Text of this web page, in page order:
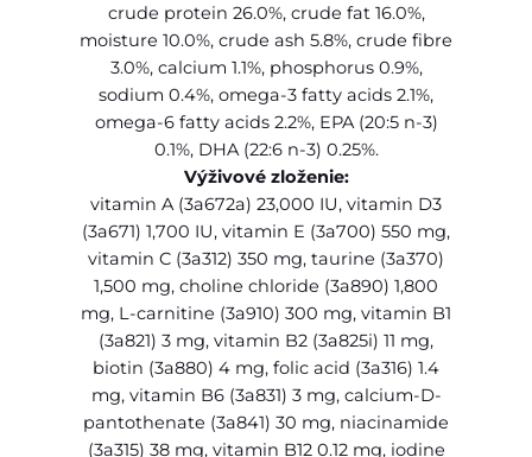
c
d
o
g
S
h
w
C
h
a
m
p
o
n
crude protein 26.0%, crude fat 16.0%,
moisture 10.0%, crude ash 5.8%, crude fibre
3.0%, calcium 1.1%, phosphorus 0.9%,
sodium 0.4%, omega-3 fatty acids 2.1%,
omega-6 fatty acids 2.2%, EPA (20:5 n-3)
0.1%, DHA (22:6 n-3) 0.25%.
Výživové zloženie:
vitamin A (3a672a) 23,000 IU, vitamin D3
(3a671) 1,700 IU, vitamin E (3a700) 550 mg,
vitamin C (3a312) 350 mg, taurine (3a370)
1,500 mg, choline chloride (3a890) 1,800
mg, L-carnitine (3a910) 300 mg, vitamin B1
(3a821) 3 mg, vitamin B2 (3a825i) 11 mg,
biotin (3a880) 4 mg, folic acid (3a316) 1.4
mg, vitamin B6 (3a831) 3 mg, calcium-D-
pantothenate (3a841) 30 mg, niacinamide
(3a315) 38 mg, vitamin B12 0.12 mg, iodine